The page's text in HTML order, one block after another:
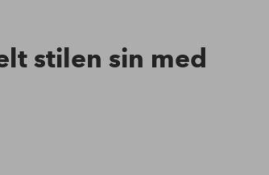
stilen sin med